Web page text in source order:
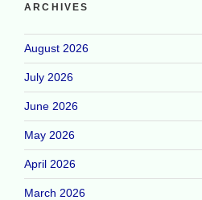
ARCHIVES
August 2026
July 2026
June 2026
May 2026
April 2026
March 2026